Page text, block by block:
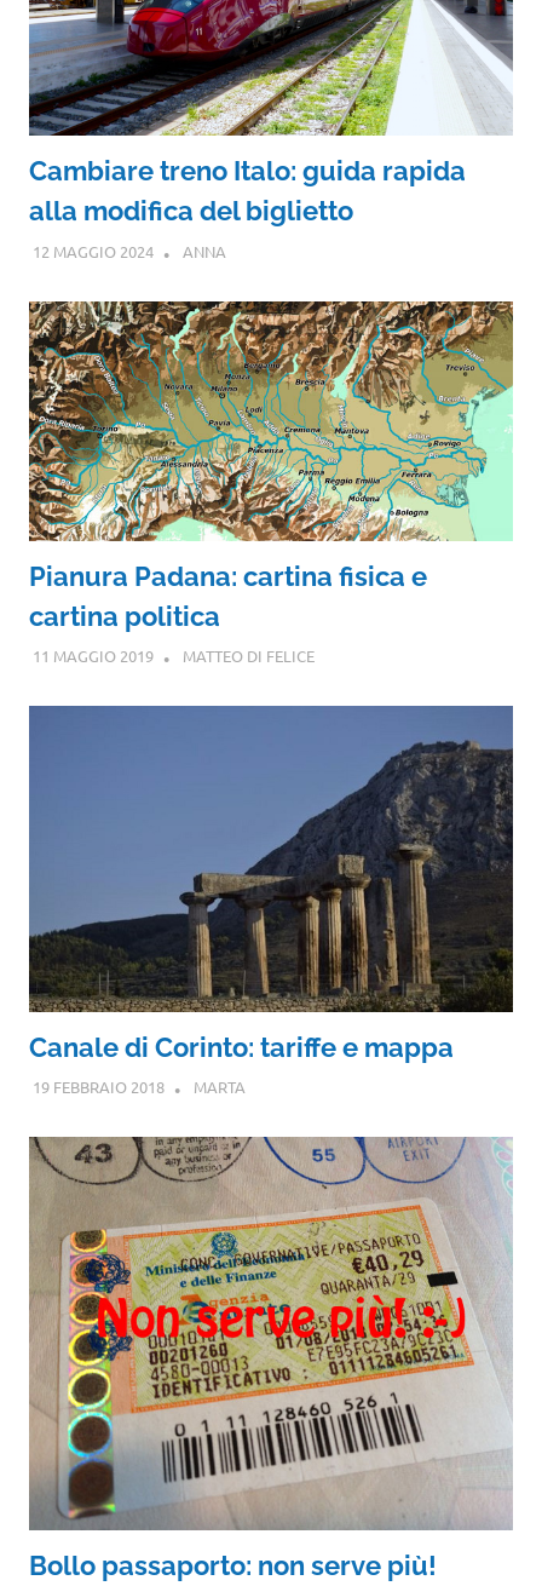
Cambiare treno Italo: guida rapida
alla modifica del biglietto
12 MAGGIO 2024 ANNA
Pianura Padana: cartina fisica e
cartina politica
11 MAGGIO 2019 MATTEO DI FELICE
Canale di Corinto: tariffe e mappa
19 FEBBRAIO 2018 MARTA
Bollo passaporto: non serve più!